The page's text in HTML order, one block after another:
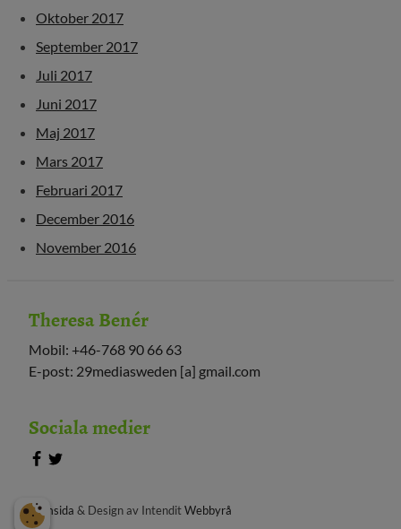
Oktober 2017
September 2017
Juli 2017
Juni 2017
Maj 2017
Mars 2017
Februari 2017
December 2016
November 2016
Theresa Benér
Mobil: +46-768 90 66 63
E-post: 29mediasweden [a] gmail.com
Sociala medier
Hemsida & Design av IntenditWebbyrå